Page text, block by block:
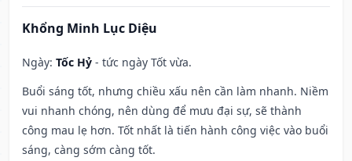
Khổng Minh Lục Diệu
Ngày: Tốc Hỷ - tức ngày Tốt vừa.
Buổi sáng tốt, nhưng chiều xấu nên cần làm nhanh. Niềm
vui nhanh chóng, nên dùng để mưu đại sự, sẽ thành
công mau lẹ hơn. Tốt nhất là tiến hành công việc vào buổi
sáng, càng sớm càng tốt.